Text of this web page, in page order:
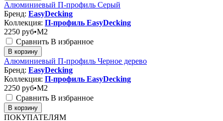
Алюминиевый П-профиль Серый
Бренд: EasyDecking
Коллекция: П-профиль EasyDecking
2250 руб•M2
Сравнить В избранное
В корзину
Алюминиевый П-профиль Черное дерево
Бренд: EasyDecking
Коллекция: П-профиль EasyDecking
2250 руб•M2
Сравнить В избранное
В корзину
ПОКУПАТЕЛЯМ